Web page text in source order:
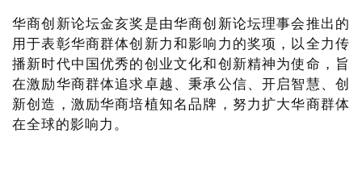
华商创新论坛金亥奖是由华商创新论坛理事会推出的
用于表彰华商群体创新力和影响力的奖项，以全力传
播新时代中国优秀的创业文化和创新精神为使命，旨
在激励华商群体追求卓越、秉承公信、开启智慧、创
新创造，激励华商培植知名品牌，努力扩大华商群体
在全球的影响力。